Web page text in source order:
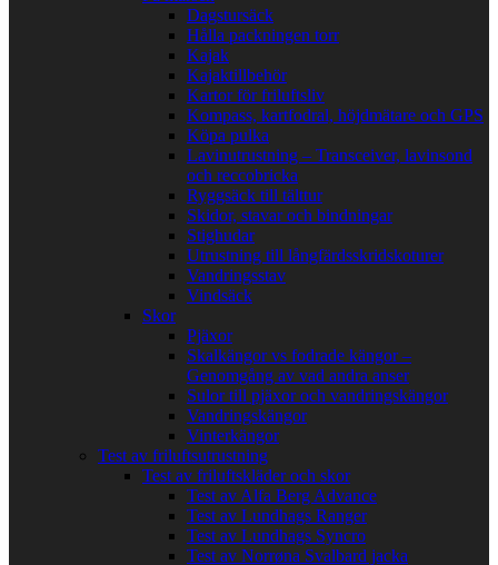
Dagstursäck
Hålla packningen torr
Kajak
Kajaktillbehör
Kartor för friluftsliv
Kompass, kartfodral, höjdmätare och GPS
Köpa pulka
Lavinutrustning – Transceiver, lavinsond
och reccobricka
Ryggsäck till tälttur
Skidor, stavar och bindningar
Stighudar
Utrustning till långfärdsskridskoturer
Vandringsstav
Vindsäck
Skor
Pjäxor
Skalkängor vs fodrade kängor –
Genomgång av vad andra anser
Sulor till pjäxor och vandringskängor
Vandringskängor
Vinterkängor
Test av friluftsutrustning
Test av friluftskläder och skor
Test av Alfa Berg Advance
Test av Lundhags Ranger
Test av Lundhags Syncro
Test av Norrøna Svalbard jacka